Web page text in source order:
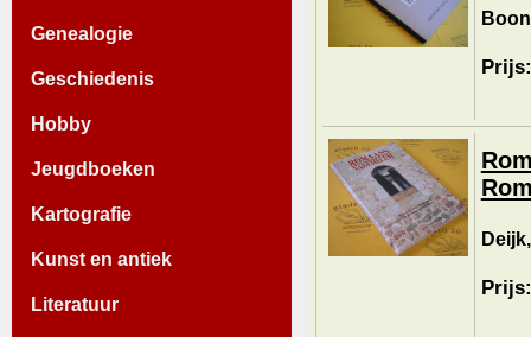
Genealogie
Geschiedenis
Hobby
Jeugdboeken
Kartografie
Kunst en antiek
Literatuur